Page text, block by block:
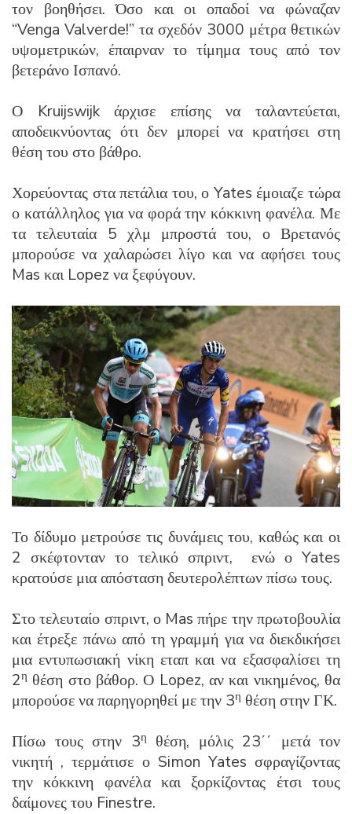
τον βοηθήσει. Όσο και οι οπαδοί να φώναζαν
“Venga Valverde!” τα σχεδόν 3000 μέτρα θετικών
υψομετρικών, έπαιρναν το τίμημα τους από τον
βετεράνο Ισπανό.
Ο Kruijswijk άρχισε επίσης να ταλαντεύεται,
αποδεικνύοντας ότι δεν μπορεί να κρατήσει στη
θέση του στο βάθρο.
Χορεύοντας στα πετάλια του, ο Yates έμοιαζε τώρα
ο κατάλληλος για να φορά την κόκκινη φανέλα. Με
τα τελευταία 5 χλμ μπροστά του, ο Βρετανός
μπορούσε να χαλαρώσει λίγο και να αφήσει τους
Mas και Lopez να ξεφύγουν.
Το δίδυμο μετρούσε τις δυνάμεις του, καθώς και οι
2 σκέφτονταν το τελικό σπριντ, ενώ ο Yates
κρατούσε μια απόσταση δευτερολέπτων πίσω τους.
Στο τελευταίο σπριντ, ο Mas πήρε την πρωτοβουλία
και έτρεξε πάνω από τη γραμμή για να διεκδικήσει
μια εντυπωσιακή νίκη εταπ και να εξασφαλίσει τη
2η θέση στο βάθορ. Ο Lopez, αν και νικημένος, θα
μπορούσε να παρηγορηθεί με την 3η θέση στην ΓΚ.
Πίσω τους στην 3η
θέση, μόλις 23΄΄ μετά τον
νικητή , τερμάτισε ο Simon Yates σφραγίζοντας
την κόκκινη φανέλα και ξορκίζοντας έτσι τους
δαίμονες του Finestre.